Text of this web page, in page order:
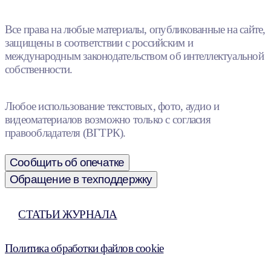
Все права на любые материалы, опубликованные на сайте,
защищены в соответствии с российским и
международным законодательством об интеллектуальной
собственности.
Любое использование текстовых, фото, аудио и
видеоматериалов возможно только с согласия
правообладателя (ВГТРК).
Сообщить об опечатке
Обращение в техподдержку
СТАТЬИ ЖУРНАЛА
Политика обработки файлов cookie